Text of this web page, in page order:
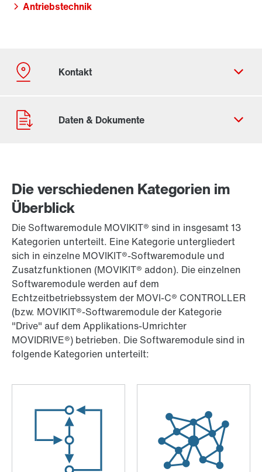
Antriebstechnik
Kontaktformular
Standorte/Kontakt weltweit
Standort Deutschland
Die verschiedenen Kategorien im
Überblick
Die Softwaremodule MOVIKIT® sind in insgesamt 13
Kategorien unterteilt. Eine Kategorie untergliedert
sich in einzelne MOVIKIT®-Softwaremodule und
Zusatzfunktionen (MOVIKIT® addon). Die einzelnen
Softwaremodule werden auf dem
Echtzeitbetriebssystem der MOVI-C® CONTROLLER
(bzw. MOVIKIT®-Softwaremodule der Kategorie
"Drive" auf dem Applikations-Umrichter
MOVIDRIVE®) betrieben. Die Softwaremodule sind in
folgende Kategorien unterteilt: